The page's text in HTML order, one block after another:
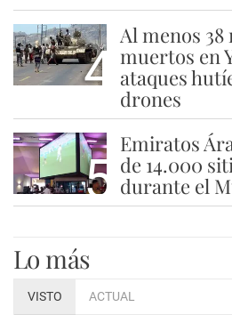
4
Al menos
muertos en
ataques
drones
5
Emiratos
de 14.000
durante el
Lo más
VISTO ACTUAL